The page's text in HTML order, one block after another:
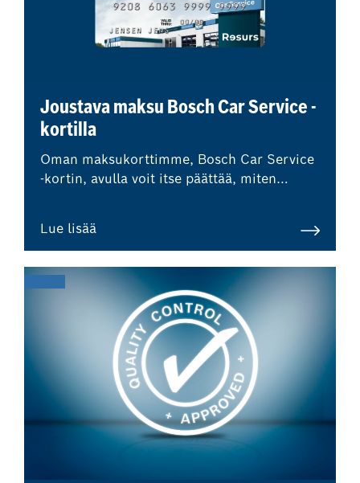
Joustava maksu Bosch Car Service -
kortilla
Oman maksukorttimme, Bosch Car Service
-kortin, avulla voit itse päättää, miten
Lue lisää